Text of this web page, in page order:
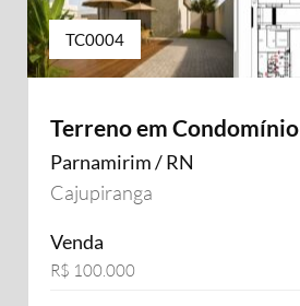
TC0004
Terreno em Condomínio
Parnamirim / RN
Cajupiranga
Venda
R$ 100.000